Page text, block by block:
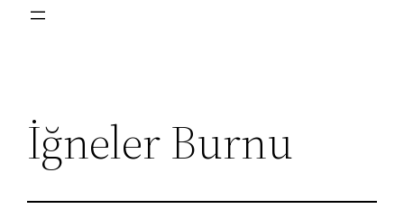
İğneler Burnu